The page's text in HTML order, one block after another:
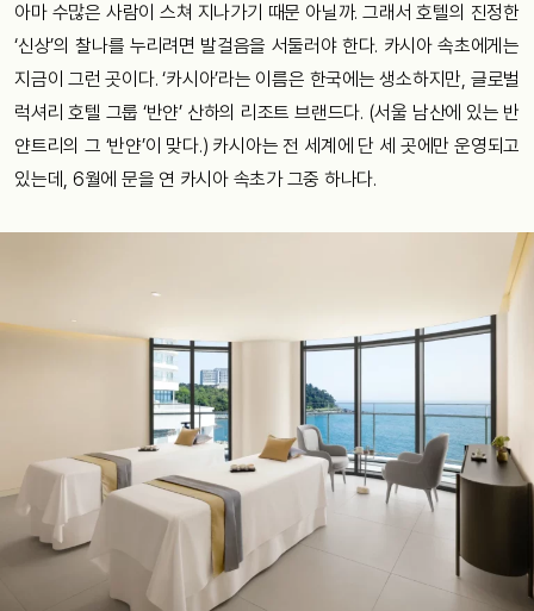
아마 수많은 사람이 스쳐 지나가기 때문 아닐까. 그래서 호텔의 진정한
‘신상’의 찰나를 누리려면 발걸음을 서둘러야 한다. 카시아 속초에게는
지금이 그런 곳이다. ‘카시아’라는 이름은 한국에는 생소하지만, 글로벌
럭셔리 호텔 그룹 ‘반얀’ 산하의 리조트 브랜드다. (서울 남산에 있는 반
얀트리의 그 ‘반얀’이 맞다.) 카시아는 전 세계에 단 세 곳에만 운영되고
있는데, 6월에 문을 연 카시아 속초가 그중 하나다.